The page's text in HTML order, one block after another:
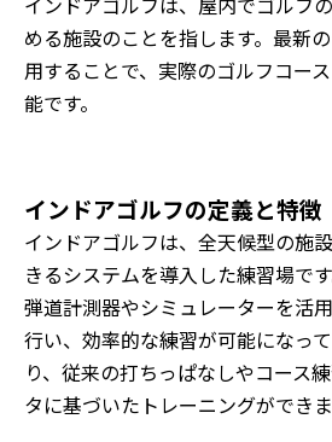
める施設のことを指します。最新
用することで、実際のゴルフコー
能です。
インドアゴルフの定義と特徴
インドアゴルフは、全天候型の施
きるシステムを導入した練習場で
弾道計測器やシミュレーターを活
行い、効率的な練習が可能になっ
り、従来の打ちっぱなしやコース
タに基づいたトレーニングができま